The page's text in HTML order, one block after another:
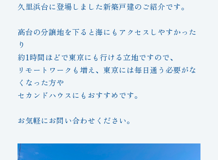
久里浜台に登場しました新築戸建のご紹介です。
高台の分譲地を下ると海にもアクセスしやすかった
り
約1時間ほどで東京にも行ける立地ですので、
リモートワークも増え、東京には毎日通う必要がな
くなった方や
セカンドハウスにもおすすめです。
お気軽にお問い合わせください。